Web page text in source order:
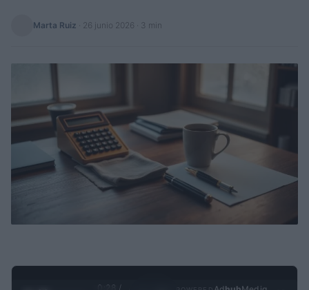
Marta Ruiz 26 junio 2026 · 3 min
0:29 /